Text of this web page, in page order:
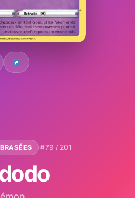
·#79 / 201